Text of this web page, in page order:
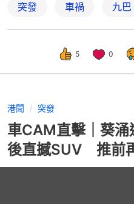
突發 車禍 九巴
5 0
港聞 突發
車CAM直擊｜葵
後直撼SUV 推前